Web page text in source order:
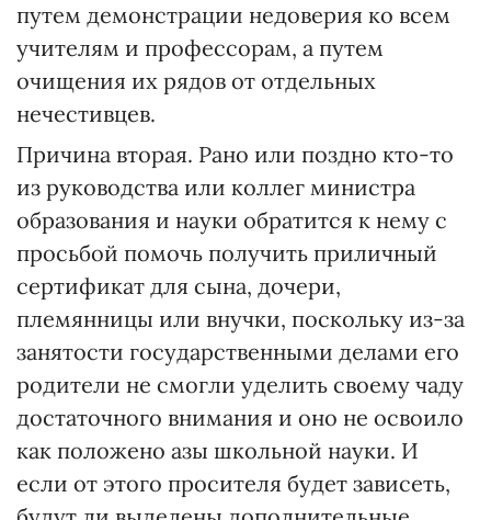
путем демонстрации недоверия ко всем
учителям и профессорам, а путем
очищения их рядов от отдельных
нечестивцев.
Причина вторая. Рано или поздно кто-то
из руководства или коллег министра
образования и науки обратится к нему с
просьбой помочь получить приличный
сертификат для сына, дочери,
племянницы или внучки, поскольку из-за
занятости государственными делами его
родители не смогли уделить своему чаду
достаточного внимания и оно не освоило
как положено азы школьной науки. И
если от этого просителя будет зависеть,